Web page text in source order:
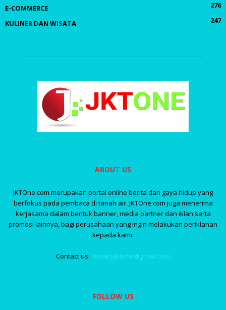
E-COMMERCE
276
KULINER DAN WISATA
247
ABOUT US
JKTOne.com merupakan portal online berita dan gaya hidup yang
berfokus pada pembaca di tanah air. JKTOne.com juga menerima
kerjasama dalam bentuk banner, media partner dan iklan serta
promosi lainnya, bagi perusahaan yang ingin melakukan periklanan
kepada kami.
Contact us: redaksijktone@gmail.com
FOLLOW US